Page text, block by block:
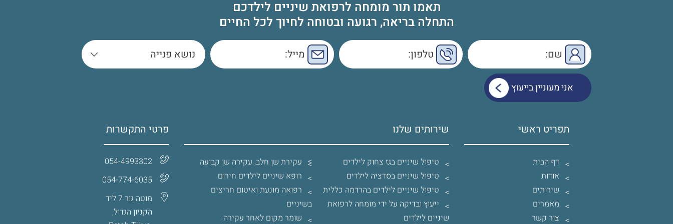
תאמו תור מומחה לרפואת שיניים לילדכם
התחלה בריאה, רגועה ובטוחה לחיוך לכל החיים
תפריט ראשי
דף הבית
אודות
שירותים
מאמרים
צור קשר
שירותים שלנו
טיפול שיניים בגז צחוק לילדים
טיפול שיניים בסדציה לילדים
טיפול שיניים לילדים בהרדמה כללית
ייעוץ ובדיקה על ידי מומחה לרפואת
שיניים לילדים
עקירת שן חלב, עקירה שן קבועה
רופא שיניים לילדים חירום
רפואה מונעת ואיטום חריצים
בשיניים
שומר מקום לאחר עקירה
פרטי התקשרות
054-4993302
054-774-6035‏
מוטה גור 7 ליד
הקניון הגדול,